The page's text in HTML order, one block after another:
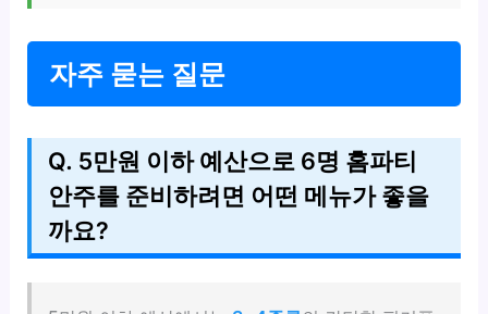
자주 묻는 질문
Q. 5만원 이하 예산으로 6명 홈파티
안주를 준비하려면 어떤 메뉴가 좋을
까요?